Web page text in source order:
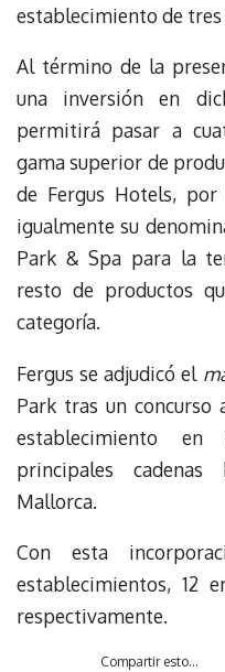
establecimiento de tres
Al término de la
una inversión en
permitirá pasar a
gama superior de
de Fergus Hotels,
igualmente su
Park & Spa para la
resto de productos
categoría.
Fergus se adjudicó el
Park tras un
establecimiento
principales
Mallorca.
Con esta
establecimientos, 12
respectivamente.
Compartir esto...